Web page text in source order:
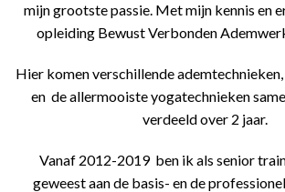
mijn grootste passie. Met mijn kennis en
opleiding Bewust Verbonden
Hier komen verschillende
en de allermooiste yogatechnieken
verdeeld over 2 jaar.
Vanaf 2012-2019 ben ik als senior
geweest aan de basis- en de